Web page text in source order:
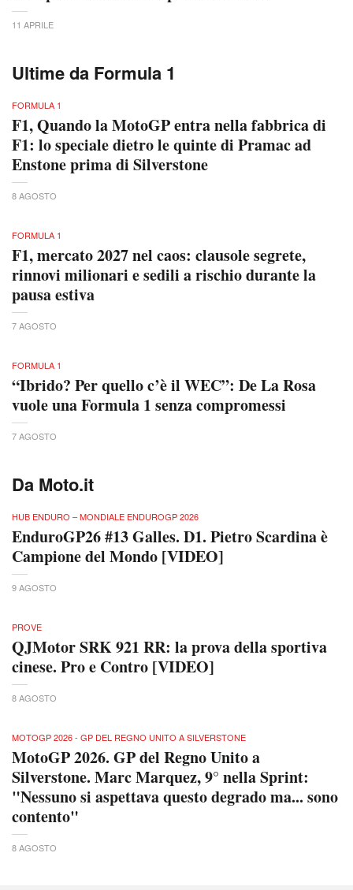
11 APRILE
Ultime da Formula 1
FORMULA 1
F1, Quando la MotoGP entra nella fabbrica di
F1: lo speciale dietro le quinte di Pramac ad
Enstone prima di Silverstone
8 AGOSTO
FORMULA 1
F1, mercato 2027 nel caos: clausole segrete,
rinnovi milionari e sedili a rischio durante la
pausa estiva
7 AGOSTO
FORMULA 1
“Ibrido? Per quello c’è il WEC”: De La Rosa
vuole una Formula 1 senza compromessi
7 AGOSTO
Da Moto.it
HUB ENDURO – MONDIALE ENDUROGP 2026
EnduroGP26 #13 Galles. D1. Pietro Scardina è
Campione del Mondo [VIDEO]
9 AGOSTO
PROVE
QJMotor SRK 921 RR: la prova della sportiva
cinese. Pro e Contro [VIDEO]
8 AGOSTO
MOTOGP 2026 - GP DEL REGNO UNITO A SILVERSTONE
MotoGP 2026. GP del Regno Unito a
Silverstone. Marc Marquez, 9° nella Sprint:
"Nessuno si aspettava questo degrado ma... sono
contento"
8 AGOSTO